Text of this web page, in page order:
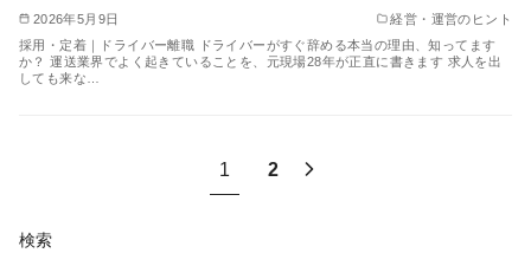
2026年5月9日
経営・運営のヒント
採用・定着｜ドライバー離職 ドライバーがすぐ辞める本当の理由、知ってます
か？ 運送業界でよく起きていることを、元現場28年が正直に書きます 求人を出
しても来な…
1 2
検索